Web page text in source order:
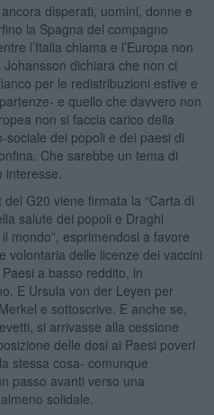
disperati, uomini, donne e
la Spagna del compagno
l’Italia chiama e l’Europa non
dichiara che non ci
per le redistribuzioni estive e
e quello che davvero non
non si faccia carico della
dei popoli e dei paesi di
Che sarebbe un tema di
G20 viene firmata la “Carta di
salute dei popoli e Draghi
mondo”, esprimendosi a favore
volontaria delle licenze dei vaccini
a basso reddito, in
E Ursula von der Leyen per
e sottoscrive. E anche se,
si arrivasse alla cessione
delle dosi ai Paesi poveri
stessa cosa- comunque
passo avanti verso una
solidale.